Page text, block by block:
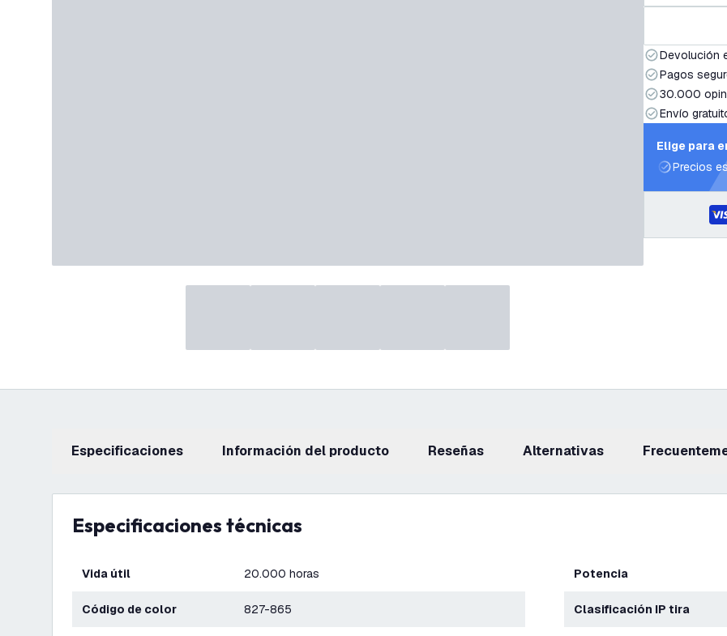
Devolución
Pagos
30.000
Envío
Elige para
Precios
Especificaciones información del producto reseñas Alternativas
Especificaciones técnicas
Vida útil 20.000 horas
Código de color 827-865
Potencia
Clasificación IP tira